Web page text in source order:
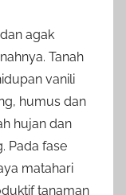
agak
Tanah
vanili
humus dan
hujan dan
Pada fase
matahari
tanaman